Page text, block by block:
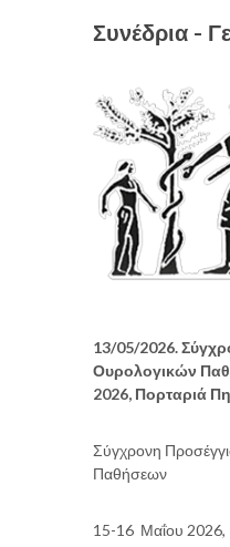
Συνέδρια -
13/05/2026.
Ουρολογικών
2026, Πορταριά
Σύγχρονη
Παθήσεων
15-16 Μαΐου 2026,